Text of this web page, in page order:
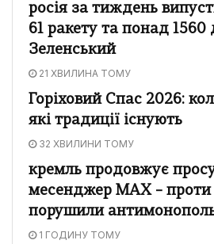
росія за тиждень
61 ракету та понад 1560
Зеленський
21 ХВИЛИНА ТОМУ
Горіховий Спас 2026:
які традиції існують
32 ХВИЛИНИ ТОМУ
кремль продовжує
месенджер MAX – проти
порушили
1 ГОДИНУ ТОМУ